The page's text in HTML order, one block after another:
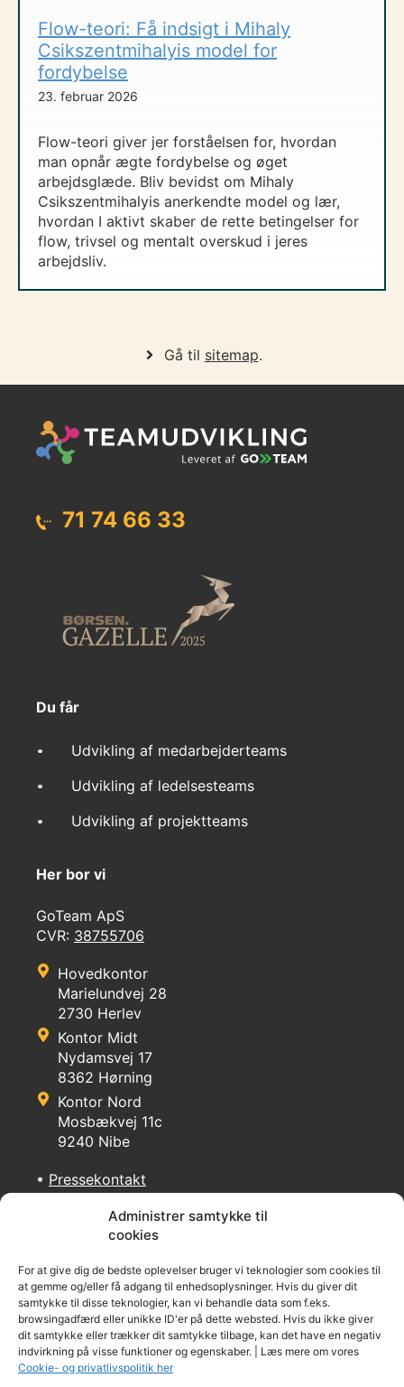
Administrer samtykke til
cookies
For at give dig de bedste oplevelser bruger vi teknologier som cookies til
at gemme og/eller få adgang til enhedsoplysninger. Hvis du giver dit
samtykke til disse teknologier, kan vi behandle data som f.eks.
browsingadfærd eller unikke ID'er på dette websted. Hvis du ikke giver
dit samtykke eller trækker dit samtykke tilbage, kan det have en negativ
indvirkning på visse funktioner og egenskaber. | Læs mere om vores
Cookie- og privatlivspolitik her
Flow-teori: Få indsigt i Mihaly
Csikszentmihalyis model for
fordybelse
23. februar 2026
Flow-teori giver jer forståelsen for, hvordan
man opnår ægte fordybelse og øget
arbejdsglæde. Bliv bevidst om Mihaly
Csikszentmihalyis anerkendte model og lær,
hvordan I aktivt skaber de rette betingelser for
flow, trivsel og mentalt overskud i jeres
arbejdsliv.
Gå til sitemap.
71 74 66 33
Du får
Udvikling af medarbejderteams
Udvikling af ledelsesteams
Udvikling af projektteams
Her bor vi
GoTeam ApS
CVR: 38755706
Hovedkontor
Marielundvej 28
2730 Herlev
Kontor Midt
Nydamsvej 17
8362 Hørning
Kontor Nord
Mosbækvej 11c
9240 Nibe
• Pressekontakt
© 2026 - Teamudvikling.dk
Cookie indstillinger